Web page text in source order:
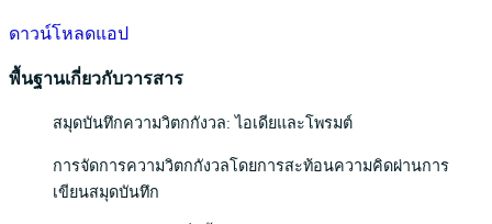
ดาวน์โหลดแอป
พื้นฐานเกี่ยวกับวารสาร
สมุดบันทึกความวิตกกังวล: ไอเดียและโพรมต์
การจัดการความวิตกกังวลโดยการสะท้อนความคิดผ่านการ
เขียนสมุดบันทึก